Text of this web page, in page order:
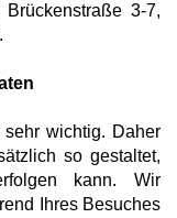
3-7,
wichtig. Daher
so gestaltet,
kann. Wir
Ihres Besuches